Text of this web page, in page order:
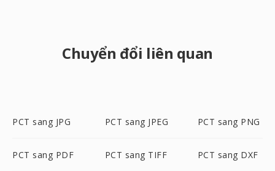
Chuyển đổi liên quan
PCT sang JPG PCT sang JPEG PCT sang PNG
PCT sang PDF PCT sang TIFF PCT sang DXF